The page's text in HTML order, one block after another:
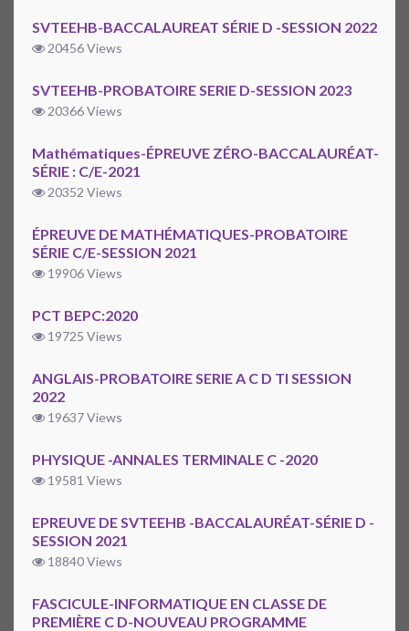
SVTEEHB-BACCALAUREAT SÉRIE D -SESSION 2022
20456 Views
SVTEEHB-PROBATOIRE SERIE D-SESSION 2023
20366 Views
Mathématiques-ÉPREUVE ZÉRO-BACCALAURÉAT-
SÉRIE : C/E-2021
20352 Views
ÉPREUVE DE MATHÉMATIQUES-PROBATOIRE
SÉRIE C/E-SESSION 2021
19906 Views
PCT BEPC:2020
19725 Views
ANGLAIS-PROBATOIRE SERIE A C D TI SESSION
2022
19637 Views
PHYSIQUE -ANNALES TERMINALE C -2020
19581 Views
EPREUVE DE SVTEEHB -BACCALAURÉAT-SÉRIE D -
SESSION 2021
18840 Views
FASCICULE-INFORMATIQUE EN CLASSE DE
PREMIÈRE C D-NOUVEAU PROGRAMME